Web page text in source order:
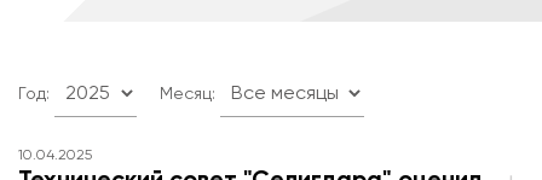
Год: Месяц:
10.04.2025